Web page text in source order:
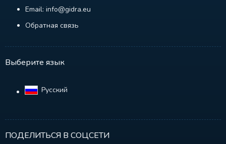
Email: info@gidra.eu
Обратная связь
Выберите язык
Русский‎
ПОДЕЛИТЬСЯ В СОЦСЕТИ